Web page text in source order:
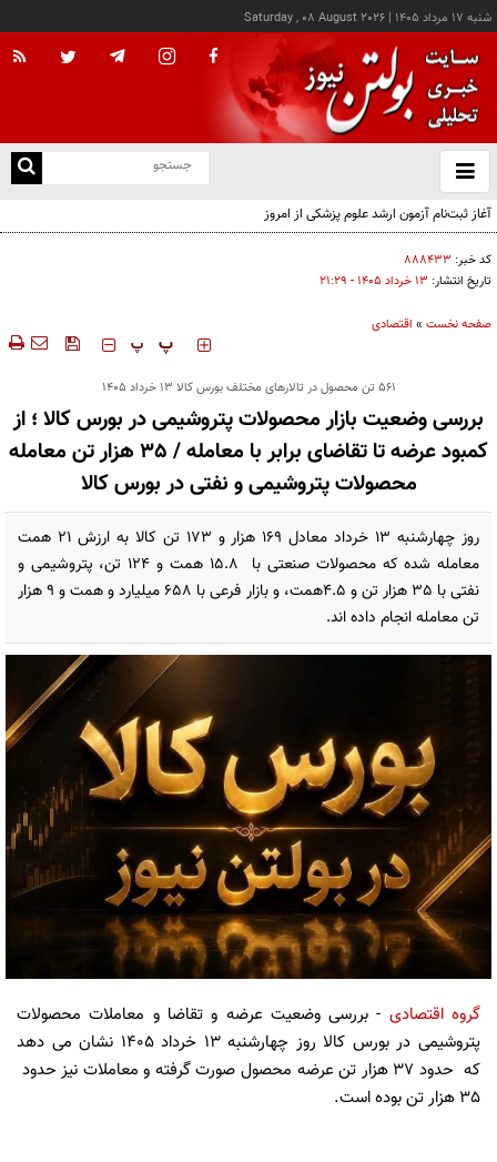
شنبه ۱۷ مرداد ۱۴۰۵ |
Saturday , 08 August 2026
باز
و
آغاز ثبت‌نام آزمون ارشد علوم پزشکی از امروز
کد خبر: ۸۸۸۴۳۳
تاریخ انتشار: ۱۳ خرداد ۱۴۰۵ - ۲۱:۲۹
صفحه نخست » اقتصادی
‍‍‍ پ پ
۵۶۱ تن محصول در تالارهای مختلف بورس کالا 13 خرداد 1405
بررسی وضعیت بازار محصولات پتروشیمی در بورس کالا ؛ از
کمبود عرضه تا تقاضای برابر با معامله / 35 هزار تن معامله
محصولات پتروشیمی و نفتی در بورس کالا
روز چهارشنبه 13 خرداد معادل 169 هزار و 173 تن کالا به ارزش 21 همت
معامله شده که محصولات صنعتی با 15.8 همت و 124 تن، پتروشیمی و
نفتی با 35 هزار تن و 4.5همت، و بازار فرعی با 658 میلیارد و همت و 9 هزار
تن معامله انجام داده اند.
گروه اقتصادی - بررسی وضعیت عرضه و تقاضا و معاملات محصولات
پتروشیمی در بورس کالا روز چهارشنبه 13 خرداد 1405 نشان می دهد
که حدود 37 هزار تن عرضه محصول صورت گرفته و معاملات نیز حدود
35 هزار تن بوده است.